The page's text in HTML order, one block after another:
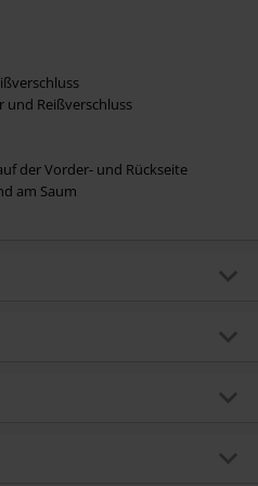
und Reißverschluss
der Vorder- und Rückseite
am Saum